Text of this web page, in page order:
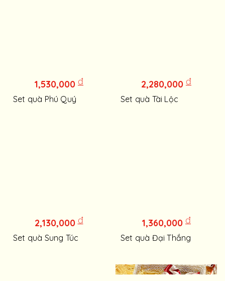
1,530,000 đ
Set quà Phú Quý
2,280,000 đ
Set quà Tài Lộc
2,130,000 đ
Set quà Sung Túc
1,360,000 đ
Set quà Đại Thắng